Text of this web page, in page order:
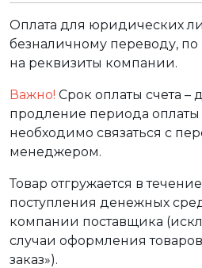
Оплата для юридических
безналичному переводу, по
на реквизиты компании.
Важно! Срок оплаты счета
продление периода оплаты
необходимо связаться с
менеджером.
Товар отгружается в
поступления денежных
компании поставщика
случаи оформления товаров
заказ»).